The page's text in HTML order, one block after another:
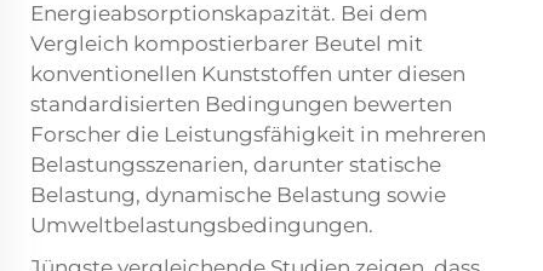
Energieabsorptionskapazität. Bei dem
Vergleich kompostierbarer Beutel mit
konventionellen Kunststoffen unter diesen
standardisierten Bedingungen bewerten
Forscher die Leistungsfähigkeit in mehreren
Belastungsszenarien, darunter statische
Belastung, dynamische Belastung sowie
Umweltbelastungsbedingungen.